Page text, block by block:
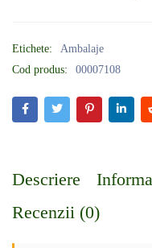
Etichete:
Ambalaje
Cod produs:
00007108
Descriere
Recenzii (0)